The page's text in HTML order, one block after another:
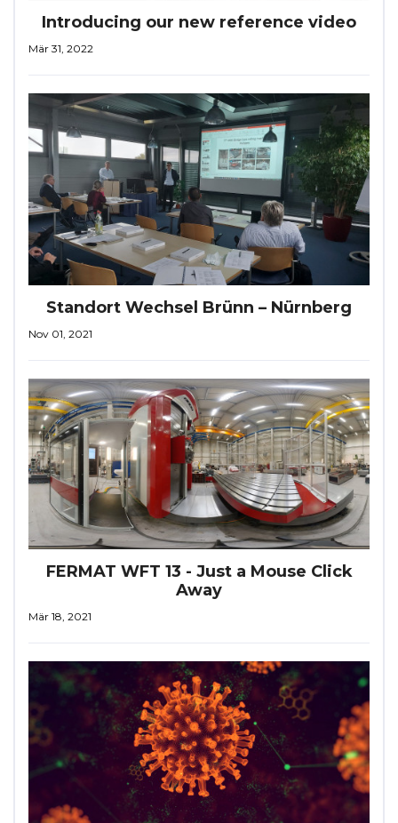
Introducing our new reference video
Mär 31, 2022
Standort Wechsel Brünn – Nürnberg
Nov 01, 2021
FERMAT WFT 13 - Just a Mouse Click
Away
Mär 18, 2021